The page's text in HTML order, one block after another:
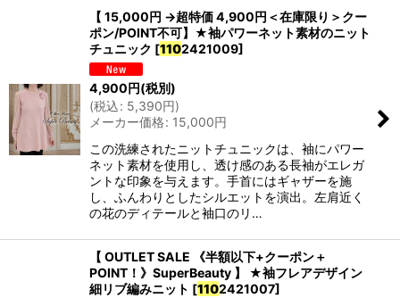
【 15,000円 →超特価 4,900円＜在庫限り＞クー
ポン/POINT不可】★袖パワーネット素材のニット
チュニック [1102421009]
4,900円(税別)
(税込: 5,390円)
メーカー価格: 15,000円
この洗練されたニットチュニックは、袖にパワー
ネット素材を使用し、透け感のある長袖がエレガ
ントな印象を与えます。手首にはギャザーを施
し、ふんわりとしたシルエットを演出。左肩近く
の花のディテールと袖口のリ…
【 OUTLET SALE 《半額以下+クーポン＋
POINT！》SuperBeauty 】 ★袖フレアデザイン
細リブ編みニット [1102421007]